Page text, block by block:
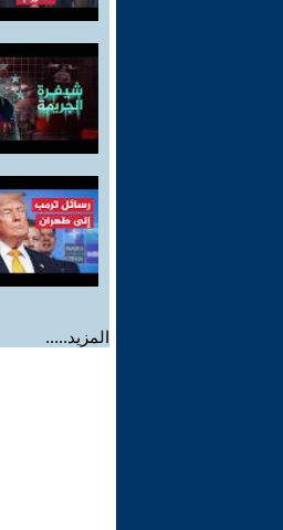
المزيد.....